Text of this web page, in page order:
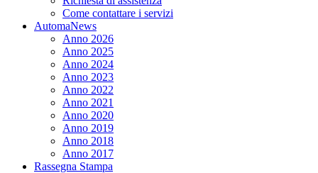
Come contattare i servizi
AutomaNews
Anno 2026
Anno 2025
Anno 2024
Anno 2023
Anno 2022
Anno 2021
Anno 2020
Anno 2019
Anno 2018
Anno 2017
Rassegna Stampa